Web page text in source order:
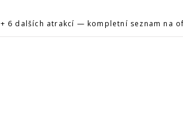
+ 6 dalších atrakcí — kompletní seznam na